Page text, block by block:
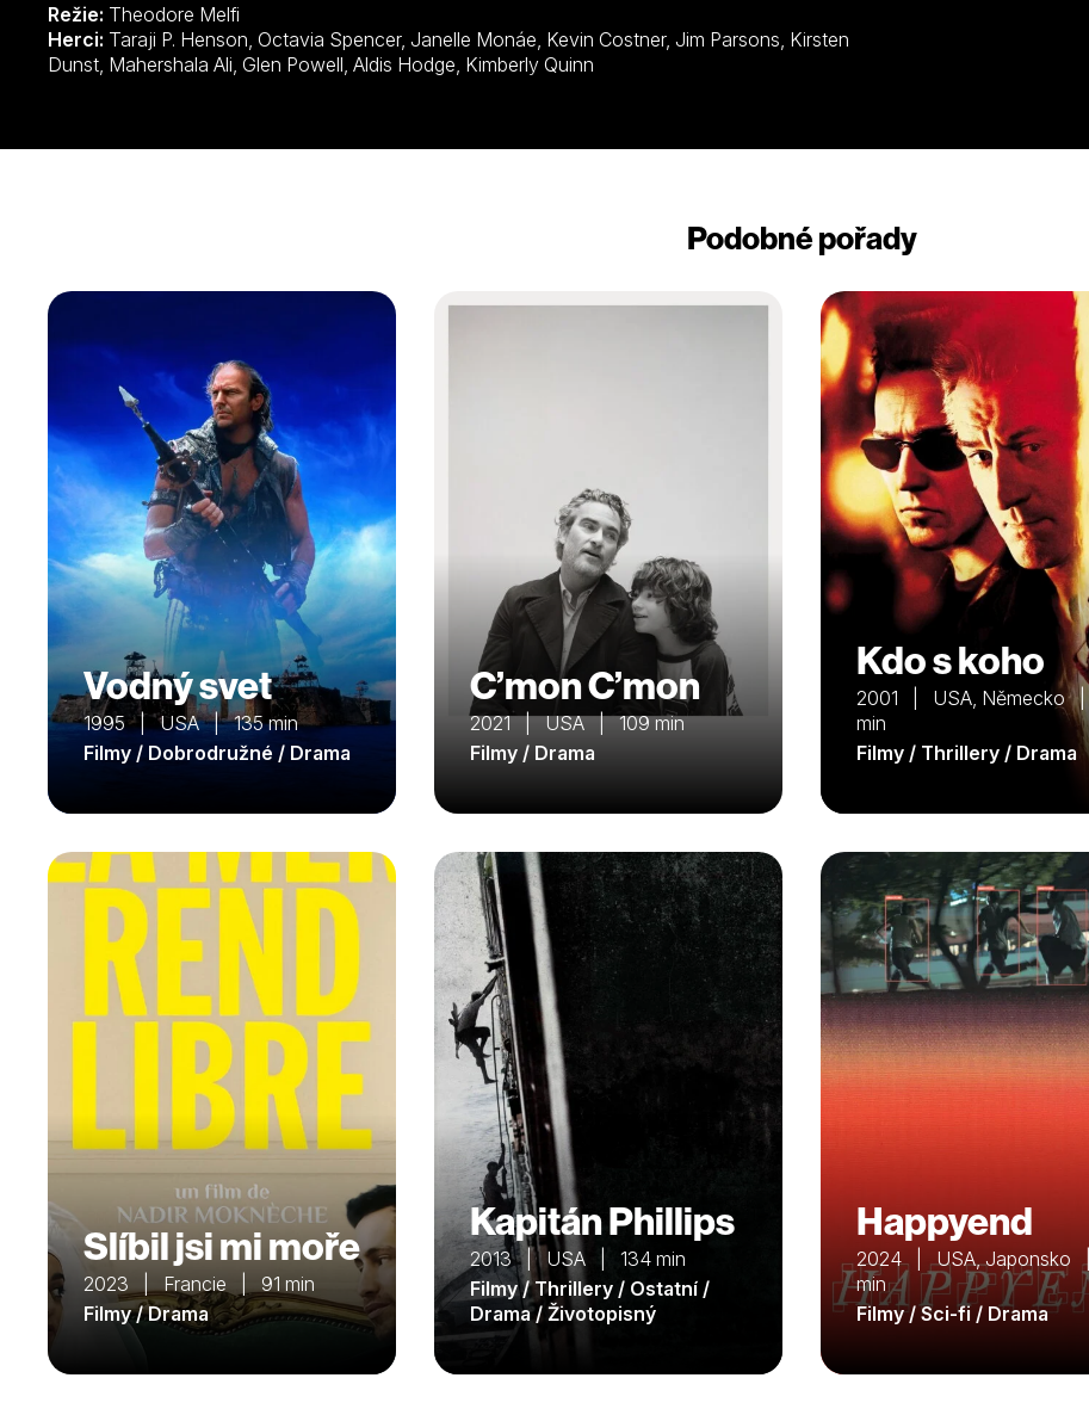
Režie: Theodore Melfi
Herci:
Dunst, Mahershala Ali, Glen Powell, Aldis Hodge, Kimberly Quinn
Podobné pořady
Vodný svet
1995 | USA | 135 min
Filmy / Dobrodružné / Drama
C’mon C’mon
2021 | USA | 109 min
Filmy / Drama
Kdo s koho
2001 | USA, Německo |
min
Filmy / Thrillery / Drama
Slíbil jsi mi moře
2023 | Francie | 91 min
Filmy / Drama
Kapitán Phillips
2013 | USA | 134 min
Filmy / Thrillery / Ostatní /
Drama / Životopisný
Happyend
2024 | USA, Japonsko
min
Filmy / Sci-fi / Drama